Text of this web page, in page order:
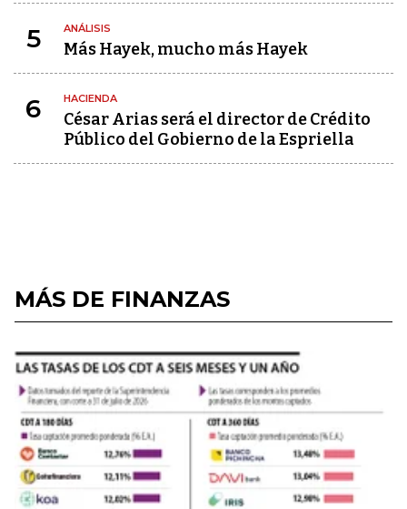
5 ANÁLISIS
Más Hayek, mucho más Hayek
6 HACIENDA
César Arias será el director de Crédito
Público del Gobierno de la Espriella
MÁS DE FINANZAS